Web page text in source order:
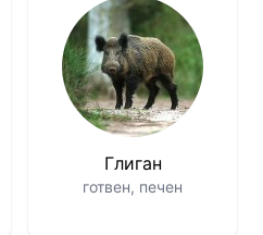
Глиган
готвен, печен